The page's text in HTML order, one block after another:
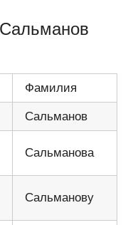
Фамилия
Сальманов
Сальманова
Сальманову